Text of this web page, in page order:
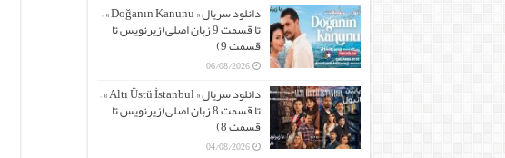
دانلود سریال « Doğanın Kanunu » –
تا قسمت 9 زبان اصلی(زیرنویس تا
قسمت 9)
06/08/2026
دانلود سریال « Altı Üstü İstanbul » –
تا قسمت 8 زبان اصلی(زیرنویس تا
قسمت 8)
04/08/2026